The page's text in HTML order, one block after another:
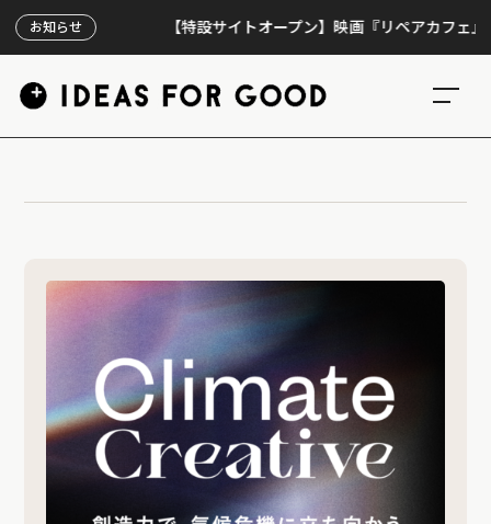
お知らせ 【特設サイトオープン】映画『リペアカフェ』、上